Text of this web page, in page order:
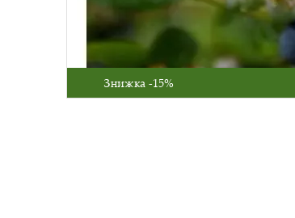
Знижка -15%